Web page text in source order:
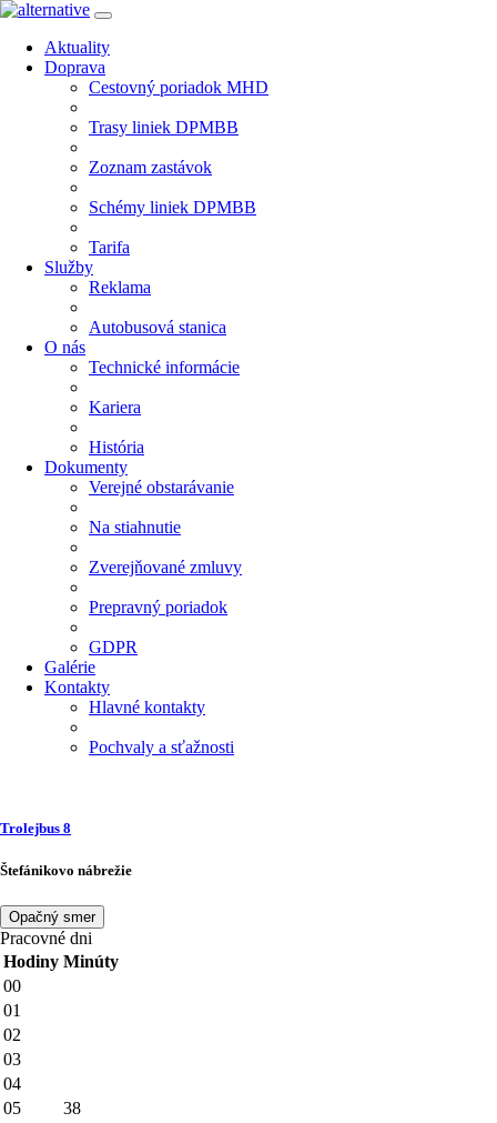
Aktuality
Doprava
Cestovný poriadok MHD
Trasy liniek DPMBB
Zoznam zastávok
Schémy liniek DPMBB
Tarifa
Služby
Reklama
Autobusová stanica
O nás
Technické informácie
Kariera
História
Dokumenty
Verejné obstarávanie
Na stiahnutie
Zverejňované zmluvy
Prepravný poriadok
GDPR
Galérie
Kontakty
Hlavné kontakty
Pochvaly a sťažnosti
Trolejbus 8
Štefánikovo nábrežie
Opačný smer
Pracovné dni
Hodiny Minúty
00
01
02
03
04
05
38